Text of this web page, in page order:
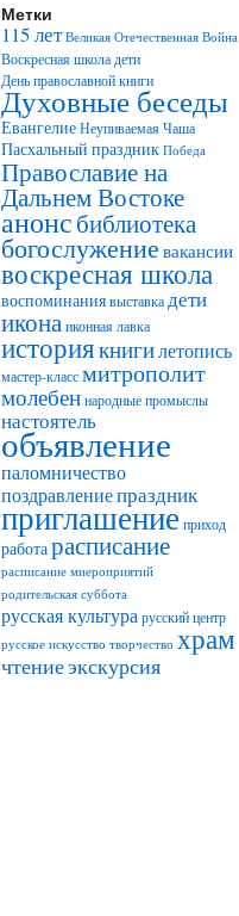
Метки
115 лет Великая Отечественная Война
Воскресная школа дети
День православной книги
Духовные беседы
ЕвангелиеНеупиваемая Чаша
Пасхальный праздник Победа
Православие на
Дальнем Востоке
анонсбиблиотека
богослужение вакансии
воскресная школа
воспоминаниявыставкадети
иконаиконная лавка
историякнигилетопись
мастер-классмитрополит
молебеннародные промыслы
настоятель
объявление
паломничество
поздравлениепраздник
приглашение приход
работарасписание
расписание миероприятий
родительская суббота
русская культура русский центр
русское искусство творчество храм
чтениеэкскурсия